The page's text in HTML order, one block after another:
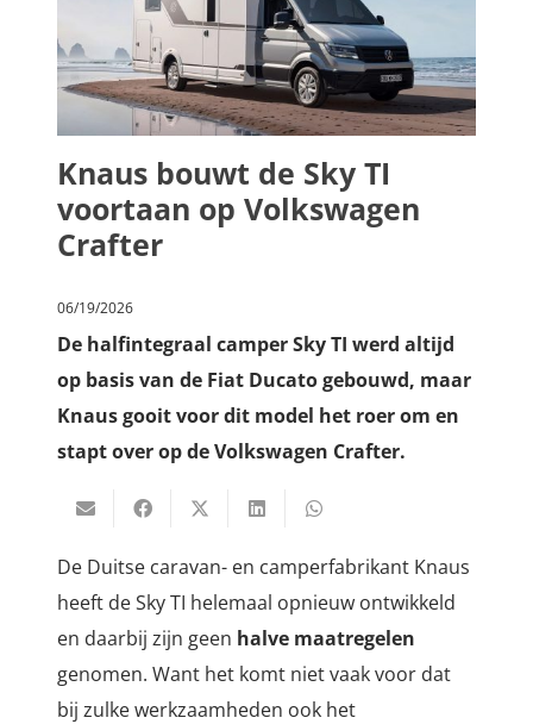
Knaus bouwt de Sky TI
voortaan op Volkswagen
Crafter
06/19/2026
De halfintegraal camper Sky TI werd altijd
op basis van de Fiat Ducato gebouwd, maar
Knaus gooit voor dit model het roer om en
stapt over op de Volkswagen Crafter.
De Duitse caravan- en camperfabrikant Knaus
heeft de Sky TI helemaal opnieuw ontwikkeld
en daarbij zijn geen halve maatregelen
genomen. Want het komt niet vaak voor dat
bij zulke werkzaamheden ook het